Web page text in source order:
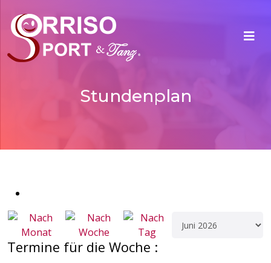
Stundenplan
Termine für die Woche :